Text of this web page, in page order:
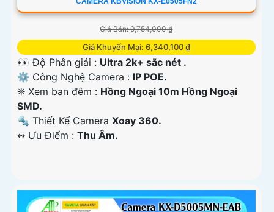
Giá Bán: 9,754,000 ₫
Giá Khuyến Mại: 6,340,100 ₫
👀 Độ Phân giải : Ultra 2k+ sắc nét .
⚙ Công Nghệ Camera : IP POE.
❈ Xem ban đêm : Hồng Ngoại 10m Hồng Ngoại
SMD.
🔩 Thiết Kế Camera Xoay 360.
️↭ Ưu Điểm : Thu Âm.